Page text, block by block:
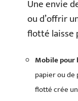
Une envie
ou d’offrir
flotté laisse
Mobile pour
papier ou
flotté crée